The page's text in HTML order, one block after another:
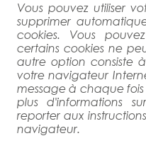
Vous pouvez utiliser
supprimer
cookies. Vous
certains cookies ne
autre option consiste
votre navigateur
message à chaque
plus d'informations
reporter aux
navigateur.